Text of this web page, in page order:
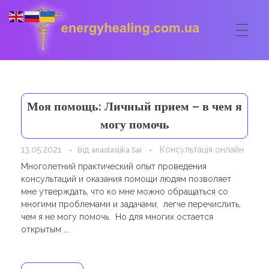
Energyhealing
Анастасія медіум,контактер,щоденник медіума,Майстер,цілительство,карма терапія,консультація онлайн,астрологія
ФОРУМ
ДОПОМОГА
Консультація онлайн
Сеанси
Астрологія
ШКОЛА
Кодекс
Ангельське цілительство
КОРИСНЕ
Сакральні тури
КОНТАКТИ
Моя помощь: Личный прием – в чем я
могу помочь
13.05.2021 від anastasijka Sai
Консультація онлайн
Многолетний практический опыт проведения
консультаций и оказания помощи людям позволяет
мне утверждать, что ко мне можно обращаться со
многими проблемами и задачами, легче перечислить,
чем я не могу помочь. Но для многих остается
открытым ...